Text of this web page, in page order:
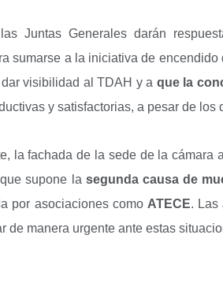
Juntas Generales darán
sumarse a la iniciativa de
visibilidad al TDAH y a que la
y satisfactorias, a pesar de los
la fachada de la sede de la
supone la segunda causa de
por asociaciones como ATECE. Las
de manera urgente ante estas